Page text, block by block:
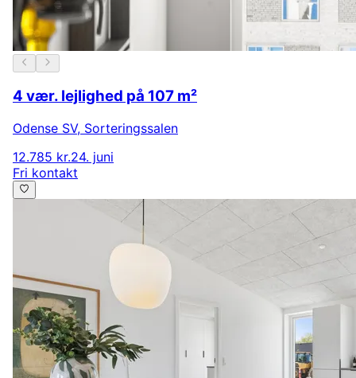
4 vær. lejlighed på 107 m²
Odense SV, Sorteringssalen
12.785 kr.24. juni
Fri kontakt